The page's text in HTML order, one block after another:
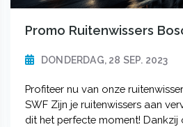
Promo Ruitenwissers
DONDERDAG, 28 SEP. 2023
Profiteer nu van onze
SWF Zijn je ruitenwissers aan
dit het perfecte moment! Dankzij